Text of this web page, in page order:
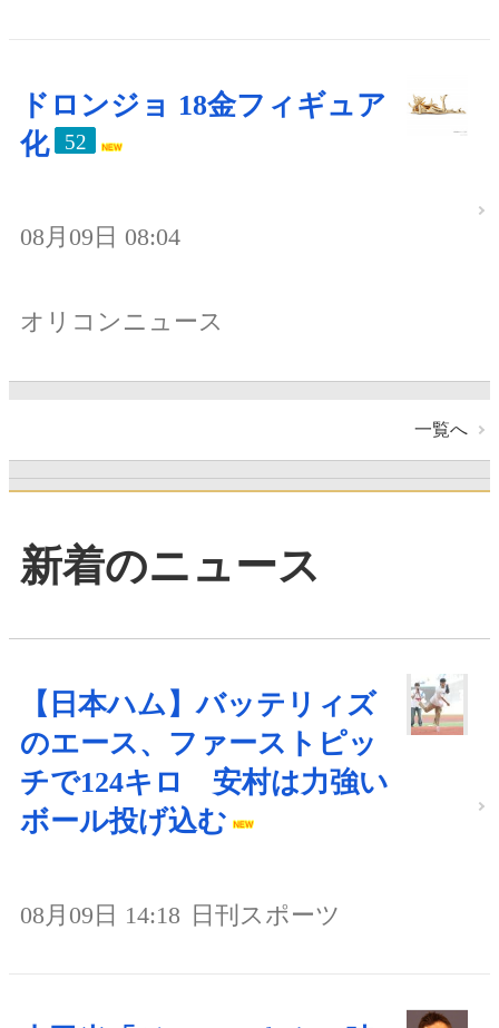
ドロンジョ 18金フィギュア
化
52
08月09日 08:04
オリコンニュース
一覧へ
新着のニュース
【日本ハム】バッテリィズ
のエース、ファーストピッ
チで124キロ 安村は力強い
ボール投げ込む
08月09日 14:18 日刊スポーツ